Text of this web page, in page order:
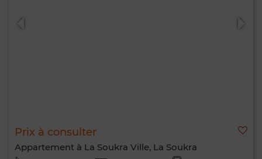
Prix à consulter
Appartement à La Soukra Ville, La Soukra